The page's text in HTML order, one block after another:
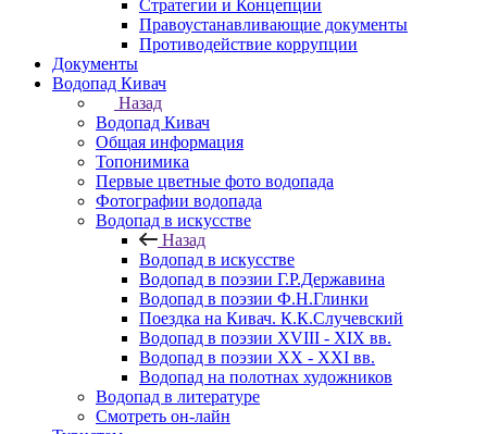
Стратегии и Концепции
Правоустанавливающие документы
Противодействие коррупции
Документы
Водопад Кивач
Назад
Водопад Кивач
Общая информация
Топонимика
Первые цветные фото водопада
Фотографии водопада
Водопад в искусстве
Назад
Водопад в искусстве
Водопад в поэзии Г.Р.Державина
Водопад в поэзии Ф.Н.Глинки
Поездка на Кивач. К.К.Случевский
Водопад в поэзии XVIII - XIX вв.
Водопад в поэзии XX - XXI вв.
Водопад на полотнах художников
Водопад в литературе
Смотреть он-лайн